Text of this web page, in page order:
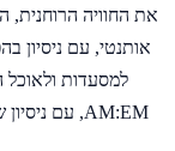
את החוויה הרוחנית,
אותנטי, עם ניסיון
למסעדות